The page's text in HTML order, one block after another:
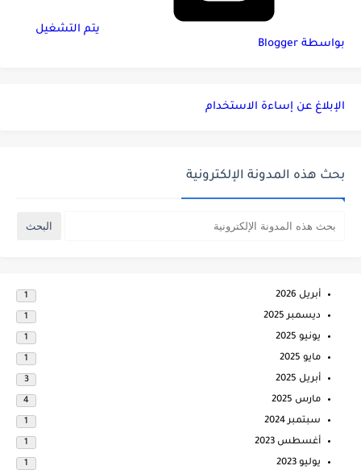
‏يتم التشغيل
بواسطة Blogger
الإبلاغ عن إساءة الاستخدام
بحث هذه المدونة الإلكترونية
أبريل 2026 1
ديسمبر 2025 1
يونيو 2025 1
مايو 2025 1
أبريل 2025 3
مارس 2025 4
سبتمبر 2024 1
أغسطس 2023 1
يوليو 2023 1